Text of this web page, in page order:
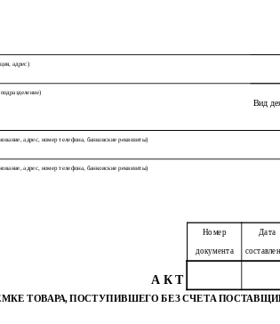
адрес)
Вид
адрес, номер телефона, банковские реквизиты)
адрес, номер телефона, банковские реквизиты)
Номер
документа
Дата
А К Т
ТОВАРА, ПОСТУПИВШЕГО БЕЗ СЧЕТА